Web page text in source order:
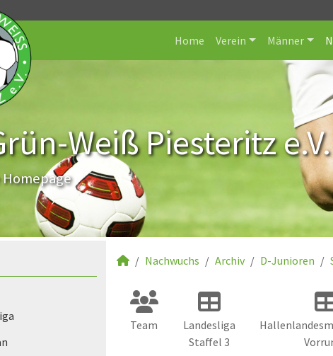
Home Verein Männer
Weiß Piesteritz e.V.
Nachwuchs Archiv D-Junioren
Team
Landesliga
Staffel 3